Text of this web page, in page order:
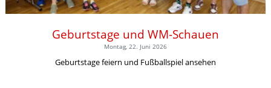
Geburtstage und WM-Schauen
Montag, 22. Juni 2026
Geburtstage feiern und Fußballspiel ansehen